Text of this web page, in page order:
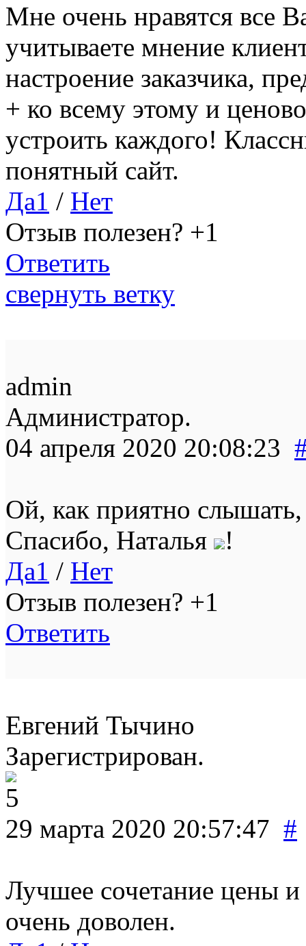
Мне очень нравятся все
учитываете мнение
настроение заказчика,
+ ко всему этому и
устроить каждого!
понятный сайт.
Да1 / Нет
Отзыв полезен? +1
Ответить
свернуть ветку
admin
Администратор.
04 апреля 2020 20:08:23
Ой, как приятно
Спасибо, Наталья
!
Да1 / Нет
Отзыв полезен? +1
Ответить
Евгений Тычино
Зарегистрирован.
29 марта 2020 20:57:47 #
Лучшее сочетание цены и
очень доволен.